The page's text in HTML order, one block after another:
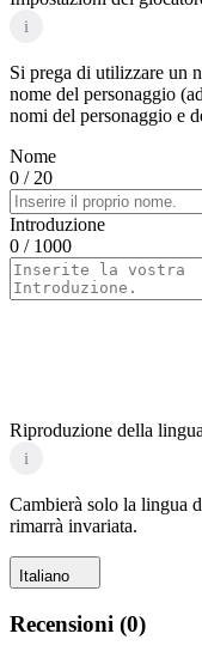
i
Si prega di utilizzare un
nome del personaggio
nomi del personaggio e
Nome
0 / 20
Introduzione
0 / 1000
Riproduzione della lingua
i
Cambierà solo la lingua
rimarrà invariata.
Italiano
Recensioni (0)